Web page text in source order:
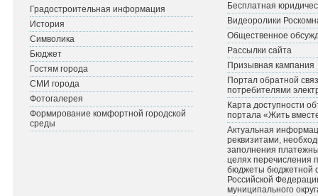
Градостроительная информация
История
Символика
Бюджет
Гостям города
СМИ города
Фотогалерея
Формирование комфортной городской
среды
Бесплатная
Видеоролики
Общественное
Рассылки сайта
Призывная кампания
Портал обратной
потребителями
Карта доступности
портала «Жить
Актуальная
реквизитами,
заполнения
целях перечисления
бюджеты бюджетной
Российской
муниципального